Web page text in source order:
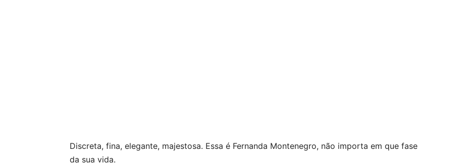
Discreta, fina, elegante, majestosa. Essa é Fernanda Montenegro, não importa em que fase
da sua vida.